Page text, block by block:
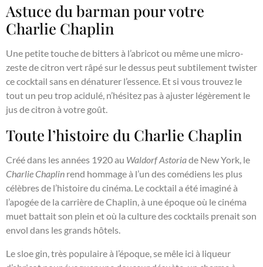
Astuce du barman pour votre
Charlie Chaplin
Une petite touche de bitters à l’abricot ou même une micro-
zeste de citron vert râpé sur le dessus peut subtilement twister
ce cocktail sans en dénaturer l’essence. Et si vous trouvez le
tout un peu trop acidulé, n’hésitez pas à ajuster légèrement le
jus de citron à votre goût.
Toute l’histoire du Charlie Chaplin
Créé dans les années 1920 au Waldorf Astoriade New York, le
Charlie Chaplin rend hommage à l’un des comédiens les plus
célèbres de l’histoire du cinéma. Le cocktail a été imaginé à
l’apogée de la carrière de Chaplin, à une époque où le cinéma
muet battait son plein et où la culture des cocktails prenait son
envol dans les grands hôtels.
Le sloe gin, très populaire à l’époque, se mêle ici à liqueur